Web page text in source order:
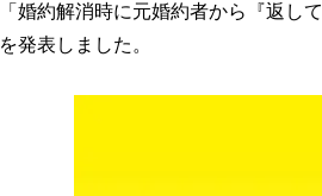
「婚約解消時に元婚約者から『返し
を発表しました。